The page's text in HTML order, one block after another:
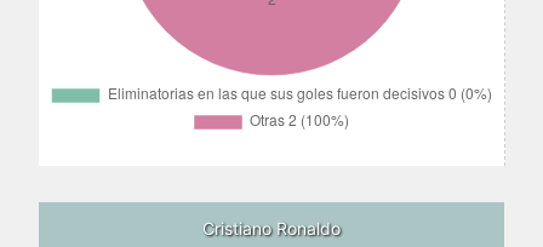
Cristiano Ronaldo